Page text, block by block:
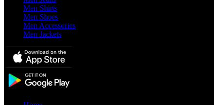
Men Shirts
Men Shoes
Men Accessories
Men Jackets